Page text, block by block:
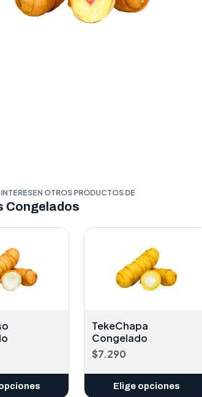
OTROS PRODUCTOS DE
Congelados
TekeChapa
Congelado
$7.290
Elige opciones